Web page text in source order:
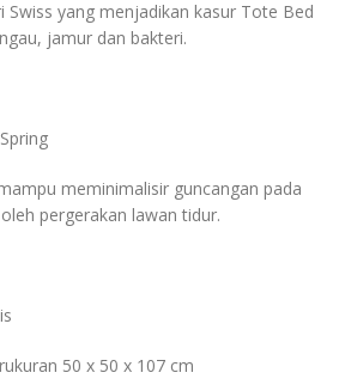
Swiss yang menjadikan kasur Tote Bed
jamur dan bakteri.
meminimalisir guncangan pada
pergerakan lawan tidur.
50 x 50 x 107 cm